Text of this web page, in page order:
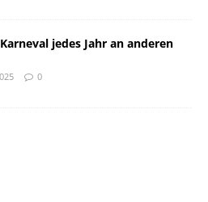
jedes Jahr an anderen
0